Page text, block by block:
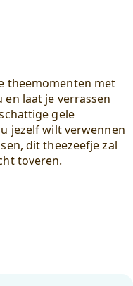
theemomenten met
en laat je verrassen
gele
jezelf wilt verwennen
dit theezeefje zal
toveren.